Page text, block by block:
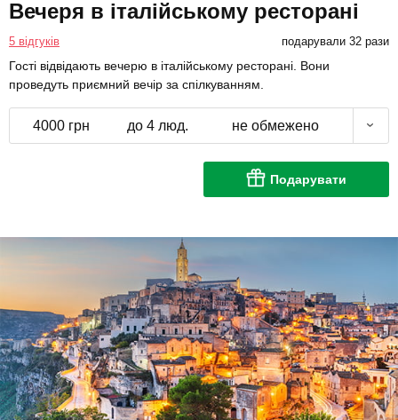
Вечеря в італійському ресторані
5 відгуків подарували 32 рази
Гості відвідають вечерю в італійському ресторані. Вони
проведуть приємний вечір за спілкуванням.
4000 грн до 4 люд. не обмежено
Подарувати